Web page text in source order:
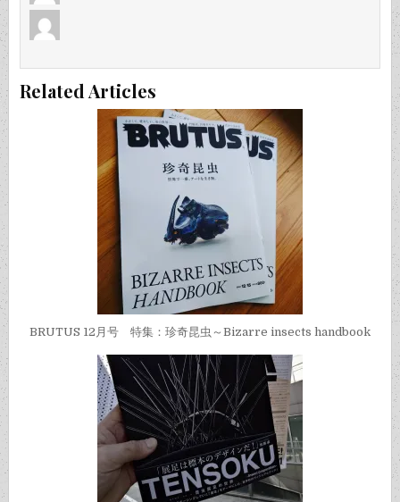
Related Articles
BRUTUS 12月号 特集：珍奇昆虫～Bizarre insects handbook